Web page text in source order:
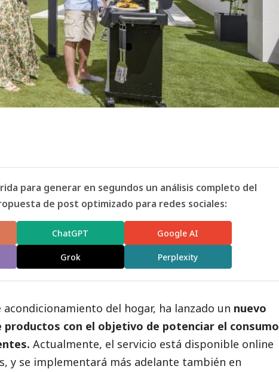
para generar en segundos un análisis completo del
de post optimizado para redes sociales:
ChatGPT Google AI
Grok Perplexity
acondicionamiento del hogar, ha lanzado un nuevo
productos con el objetivo de potenciar el consumo
Actualmente, el servicio está disponible online
y se implementará más adelante también en